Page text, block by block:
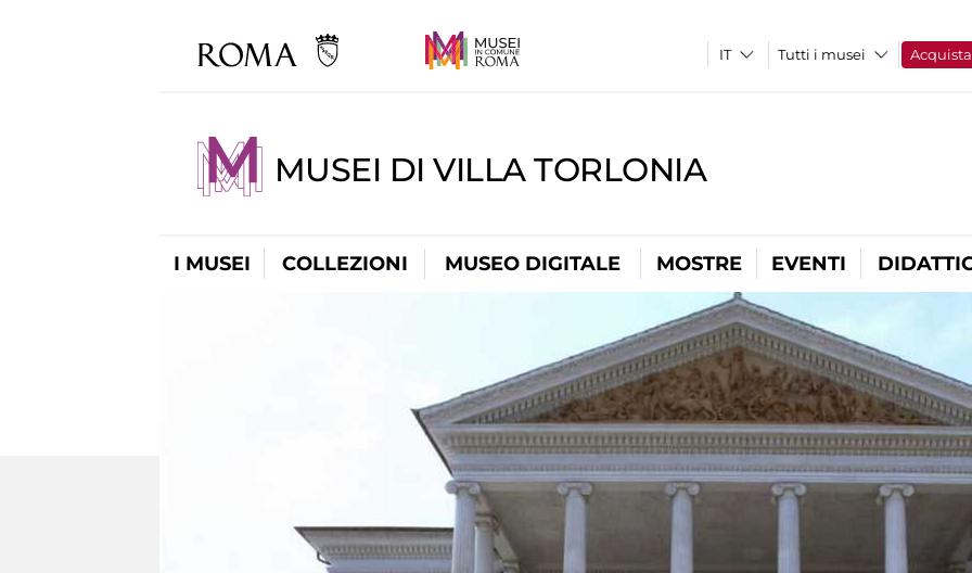
Tutti i musei Acquista
MUSEI DI VILLA TORLONIA
I MUSEI COLLEZIONI MUSEO DIGITALE MOSTRE EVENTI